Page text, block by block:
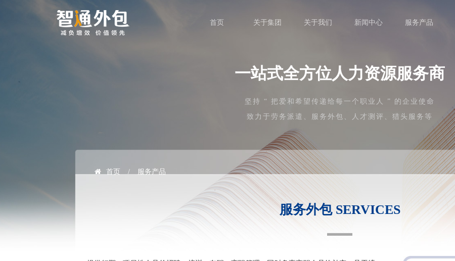
服务产品
新闻中心
关于我们
关于集团
首页
一站式全方位人力资源服务商
坚持 “ 把爱和希望传递给每一个职业人 ” 的企业使命
致力于劳务派遣、服务外包、人才测评、猎头服务等
首页 / 服务产品
服务外包 SERVICES